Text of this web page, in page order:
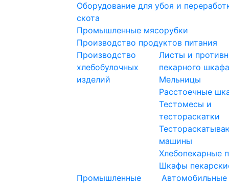
Оборудование для убоя и
скота
Промышленные мясорубки
Производство продуктов питания
Производство
хлебобулочных
изделий
Листы и
пекарного шкафа
Мельницы
Расстоечные
Тестомесы и
тестораскатки
машины
Хлебопекарные
Шкафы
Промышленные
Автомобильные